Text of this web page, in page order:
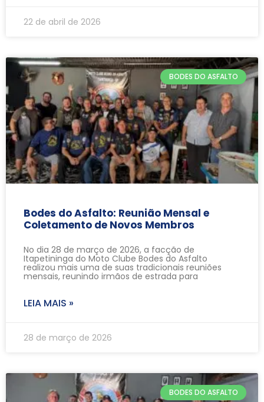
22 de abril de 2026
BODES DO ASFALTO
Bodes do Asfalto: Reunião Mensal e
Coletamento de Novos Membros
No dia 28 de março de 2026, a facção de
Itapetininga do Moto Clube Bodes do Asfalto
realizou mais uma de suas tradicionais reuniões
mensais, reunindo irmãos de estrada para
LEIA MAIS »
28 de março de 2026
BODES DO ASFALTO